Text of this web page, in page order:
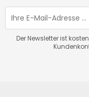
Der Newsletter ist